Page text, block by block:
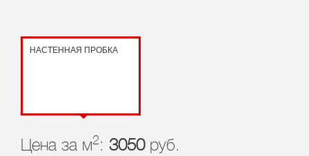
НАСТЕННАЯ ПРОБКА
Цена за м2: 3050руб.